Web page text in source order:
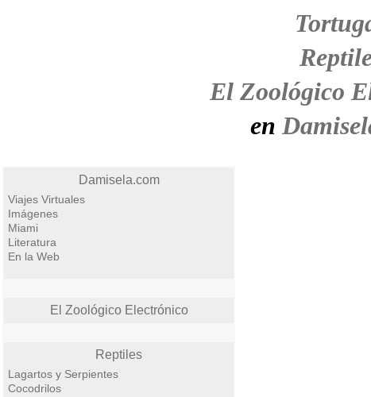
El Zoológico
en
Damisela.com
Viajes Virtuales
Imágenes
Miami
Literatura
En la Web
El Zoológico Electrónico
Reptiles
Lagartos y Serpientes
Cocodrilos